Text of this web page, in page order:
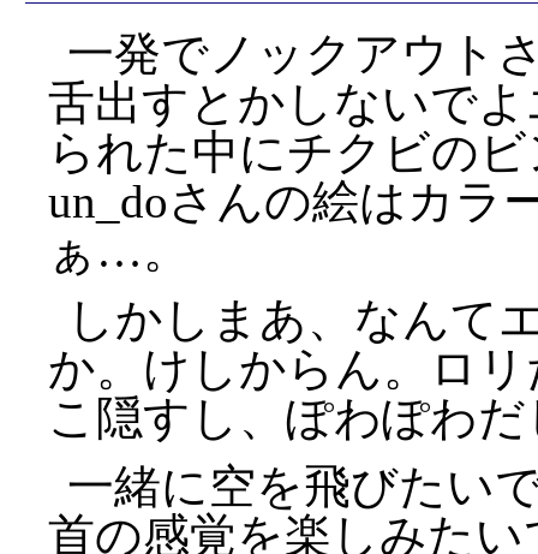
一発でノックアウト
舌出すとかしないで
られた中にチクビの
un_doさんの絵はカラ
ぁ…。
しかしまあ、なんて
か。けしからん。ロ
こ隠すし、ぽわぽわだ
一緒に空を飛びたい
首の感覚を楽しみた